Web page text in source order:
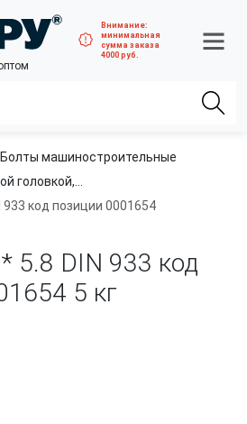
Внимание:
минимальная
сумма заказа
4000 руб.
болты машиностроительные
класс прочности 4.8 и 5.8
933 код позиции 0001654
5.8 DIN 933 код
5 кг